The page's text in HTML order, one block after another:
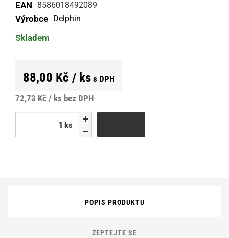
EAN 8586018492089
Výrobce Delphin
Skladem
88,00 Kč / ks s DPH
72,73 Kč / ks bez DPH
ks
ks
POPIS PRODUKTU
ZEPTEJTE SE